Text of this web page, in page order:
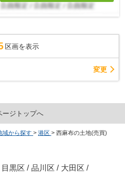
区画を表示
変更
ージトップへ
域から探す > 港区 > 西麻布の土地(売買)
目黒区 / 品川区 / 大田区 /